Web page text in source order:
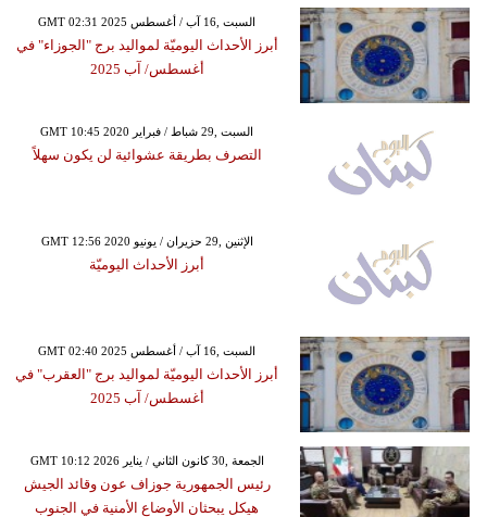
GMT 02:31 2025 السبت ,16 آب / أغسطس
أبرز الأحداث اليوميّة لمواليد برج "الجوزاء" في
أغسطس/ آب 2025
GMT 10:45 2020 السبت ,29 شباط / فبراير
التصرف بطريقة عشوائية لن يكون سهلاً
GMT 12:56 2020 الإثنين ,29 حزيران / يونيو
أبرز الأحداث اليوميّة
GMT 02:40 2025 السبت ,16 آب / أغسطس
أبرز الأحداث اليوميّة لمواليد برج "العقرب" في
أغسطس/ آب 2025
GMT 10:12 2026 الجمعة ,30 كانون الثاني / يناير
رئيس الجمهورية جوزاف عون وقائد الجيش
هيكل يبحثان الأوضاع الأمنية في الجنوب